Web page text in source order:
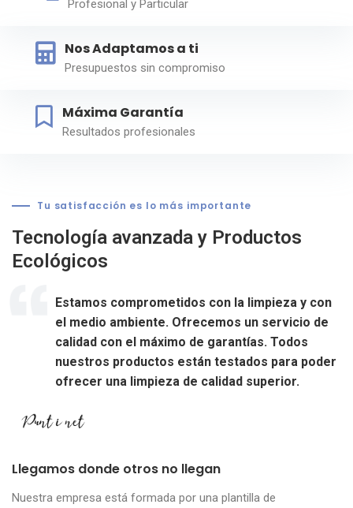
Profesional y Particular
Nos Adaptamos a ti
Presupuestos sin compromiso
Máxima Garantía
Resultados profesionales
Tu satisfacción es lo más importante
Tecnología avanzada y Productos
Ecológicos
Estamos comprometidos con la limpieza y con
el medio ambiente. Ofrecemos un servicio de
calidad con el máximo de garantías. Todos
nuestros productos están testados para poder
ofrecer una limpieza de calidad superior.
Llegamos donde otros no llegan
Nuestra empresa está formada por una plantilla de